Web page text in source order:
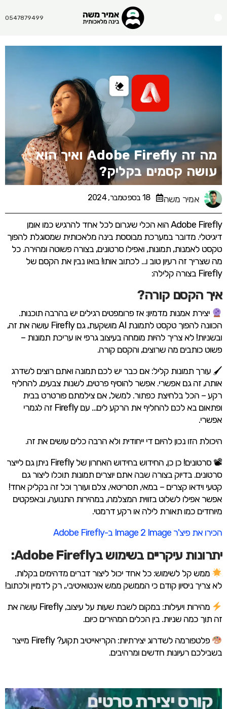
0547879499
מה זה Adobe Firefly ואיך הוא
עושה קסמים בקליק?
אמיר משה 18 בספטמבר, 2024
Adobe Firefly הוא הכלי שיגרום לכל אחד להרגיש כמו אומן
דיגיטלי. מדובר במערכת מבוססת בינה מלאכותית שמסוגלת להפוך
טקסט לאמנות, תמונות, ואפילו סרטונים, בצורה פשוטה ומהירה. כל
מה שצריך זה רעיון טוב ו… לכתוב אותו! בואו נבין את הקסם של
Firefly בצורה קלילה:
איך הקסם קורה?
יצירת אמנות מדמיון: אז פרומפטים רגילים יש בהרבה תוכנות.
הכוונה להפוך טקסט לתמונת AI מושקעת, גם Firefly עושה את זה,
ובשניות! לא צריך להיות מומחה בעיצוב גרפי או עריכת תמונות –
פשוט כותבים מה שרוצים, והקסם קורה.
🖌 עורך תמונות קליל: אם כבר יש לכם תמונה ואתם רוצים לשדרג
אותה, זה גם אפשרי. אפשר להוסיף פרטים, לשנות צבעים, להחליף
רקע – הכל בלחיצת כפתור. למשל, אם צילמתם פורטרט בבית
ופתאום בא לכם להחליף את הרקע לים… עם Firefly זה לגמרי
אפשרי.
היכולת הזו נכון להיום די ייחודית ולא הרבה כלים עושים את זה.
📽 סרטונים! כן כן, החידוש בחידוש האחרון של Firefly ניתן גם לייצר
סרטונים. בדיוק בצורה שבה אתם יוצרים תמונות תוכלו ליצור גם
קטעי וידאו קצרים – במאי, תסריטאי, צלם ועורך וכל זה בקליק אחד!
אפשר אפילו לשלוט בזווית המצלמה, במהירות התנועה, ובאפקטים
מיוחדים כמו תאורת לילה או רקע דרמטי.
הכירו את פיצ'ר Image 2 Image ב-Adobe Firefly
יתרונות עיקריים בשימוש בAdobe Firefly:
ממש קל לשימוש: כל אחד יכול ליצור דברים מדהימים בקלות.
לא צריך ניסיון קודם כי הממשק ממש אינטואיטיבי., רק לדמיין ולכתוב!
מהירות ויעילות: במקום לשבת שעות על עיצוב, Firefly עושה את
זה תוך כמה שניות. בין הכלים המהירים כיום.
פלטפורמה לשדרוג יצירתיות: הקריאייטיב תקוע? Firefly מייצר
בשבילכם רעיונות חדשים ומרהיבים.